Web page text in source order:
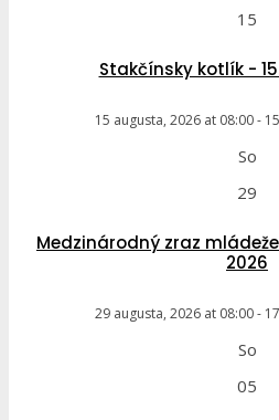
15
Stakčínsky kotlík -
15 augusta, 2026 at 08:00-
So
29
Medzinárodný zraz
2026
29 augusta, 2026 at 08:00-
So
05